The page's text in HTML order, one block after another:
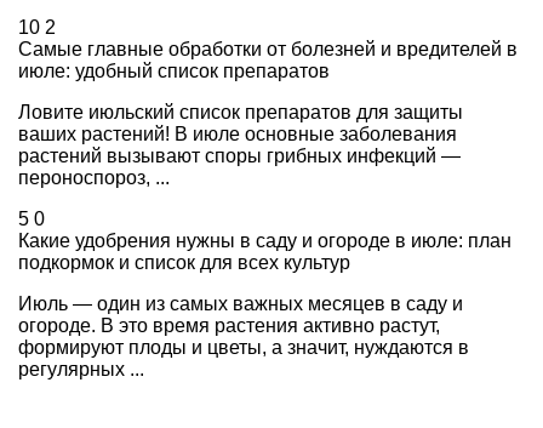
10 2
Самые главные обработки от болезней и вредителей в
июле: удобный список препаратов
Ловите июльский список препаратов для защиты
ваших растений! В июле основные заболевания
растений вызывают споры грибных инфекций —
пероноспороз, ...
5 0
Какие удобрения нужны в саду и огороде в июле: план
подкормок и список для всех культур
Июль — один из самых важных месяцев в саду и
огороде. В это время растения активно растут,
формируют плоды и цветы, а значит, нуждаются в
регулярных ...